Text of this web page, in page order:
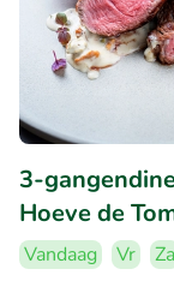
3-
Hoeve de
Vandaag Vr
Za